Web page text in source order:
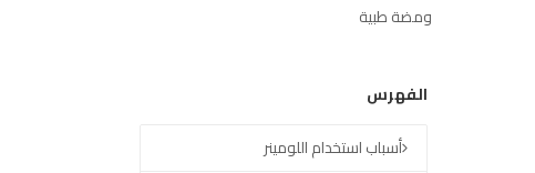
ومضة طبية
الفهرس
أسباب استخدام اللومينر